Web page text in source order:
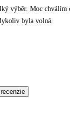
výběr. Moc chválím
byla volná.